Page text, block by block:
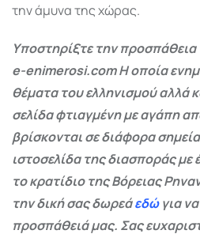
την άμυνα της χώρας.
Υποστηρίξτε την
e-enimerosi.com Η οποία
θέματα του ελληνισμού αλλά
σελίδα φτιαγμένη με αγάπη
βρίσκονται σε διάφορα
ιστοσελίδα της διασποράς με
το κρατίδιο της Βόρειας
την δική σας δωρεάεδώγια
προσπάθειά μας. Σας